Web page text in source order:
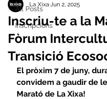
All Posts
Inscripcions
Inscriu-te a la
Fòrum
Transició
La XixaJun 2, 2025
El pròxim 7 de juny,
convidem a gaudir de
Marató de La Xixa!